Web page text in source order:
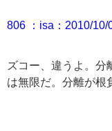
806 ：isa：2010/10/
ズコー、違うよ。分
は無限だ。分離が根